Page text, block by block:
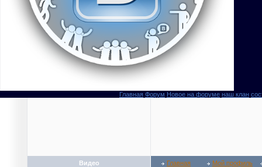
Главная Форум Новое на форуме наш клан
Видео Главная Мой профиль